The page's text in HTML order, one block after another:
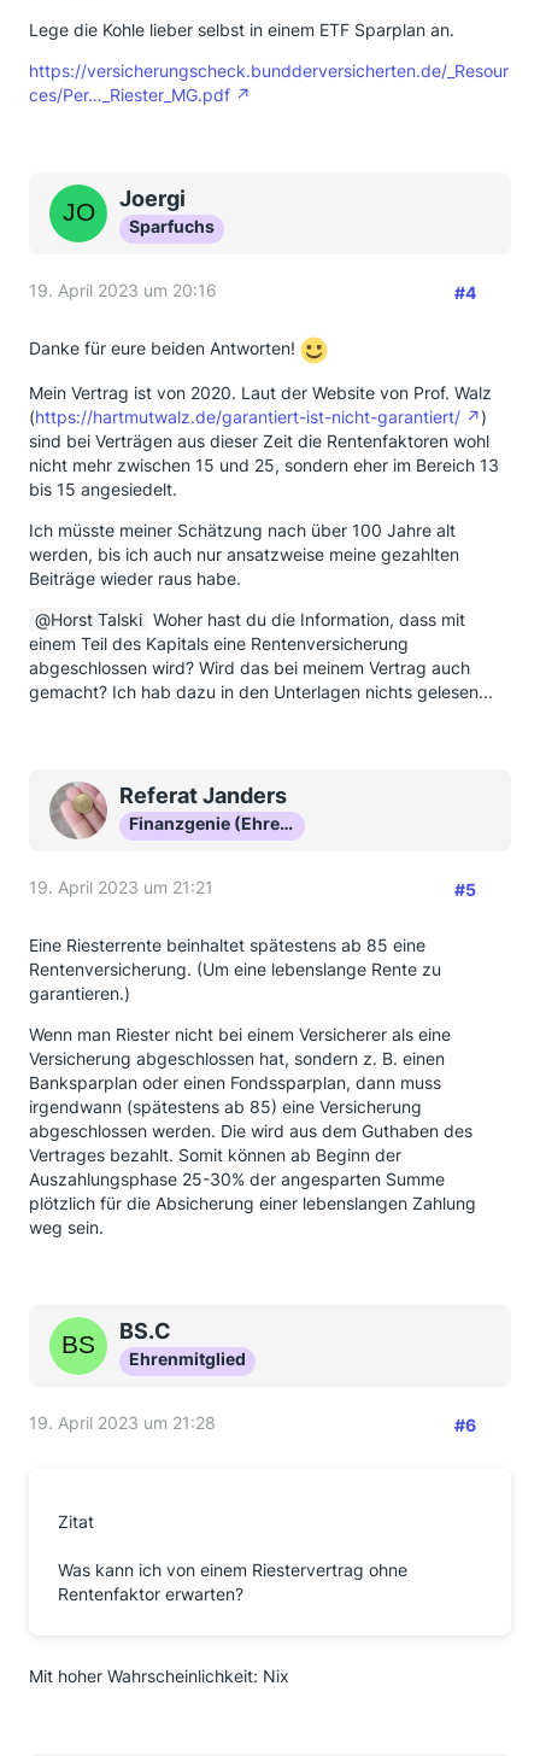
Lege die Kohle lieber selbst in einem ETF Sparplan an.
https://versicherungscheck.bundderversicherten.de/_Resour
ces/Per…_Riester_MG.pdf
Joergi
Sparfuchs
19. April 2023 um 20:16 #4
Danke für eure beiden Antworten!
Mein Vertrag ist von 2020. Laut der Website von Prof. Walz
(https://hartmutwalz.de/garantiert-ist-nicht-garantiert/
)
sind bei Verträgen aus dieser Zeit die Rentenfaktoren wohl
nicht mehr zwischen 15 und 25, sondern eher im Bereich 13
bis 15 angesiedelt.
Ich müsste meiner Schätzung nach über 100 Jahre alt
werden, bis ich auch nur ansatzweise meine gezahlten
Beiträge wieder raus habe.
Horst Talski Woher hast du die Information, dass mit
einem Teil des Kapitals eine Rentenversicherung
abgeschlossen wird? Wird das bei meinem Vertrag auch
gemacht? Ich hab dazu in den Unterlagen nichts gelesen...
Referat Janders
Finanzgenie (Ehrenmitglied)
19. April 2023 um 21:21 #5
Eine Riesterrente beinhaltet spätestens ab 85 eine
Rentenversicherung. (Um eine lebenslange Rente zu
garantieren.)
Wenn man Riester nicht bei einem Versicherer als eine
Versicherung abgeschlossen hat, sondern z. B. einen
Banksparplan oder einen Fondssparplan, dann muss
irgendwann (spätestens ab 85) eine Versicherung
abgeschlossen werden. Die wird aus dem Guthaben des
Vertrages bezahlt. Somit können ab Beginn der
Auszahlungsphase 25-30% der angesparten Summe
plötzlich für die Absicherung einer lebenslangen Zahlung
weg sein.
BS.C
Ehrenmitglied
19. April 2023 um 21:28 #6
Zitat
Was kann ich von einem Riestervertrag ohne
Rentenfaktor erwarten?
Mit hoher Wahrscheinlichkeit: Nix